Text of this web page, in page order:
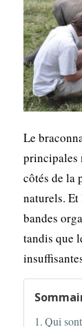
Le
principales
côtés de la
naturels. Et
bandes
tandis que
Qui